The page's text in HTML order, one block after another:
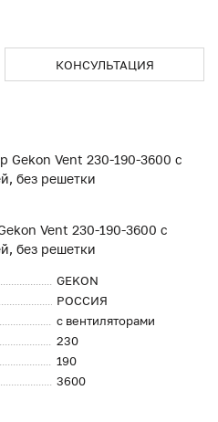
КОНСУЛЬТАЦИЯ
Vent 230-190-3600 с
без решетки
GEKON
РОССИЯ
с вентиляторами
230
190
3600